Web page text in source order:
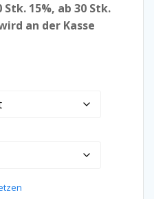
Stk. 15%, ab 30 Stk.
an der Kasse